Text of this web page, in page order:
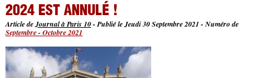
2024 EST ANNULÉ !
Article deJournal à Paris 10-Publié le Jeudi 30 Septembre 2021 -Numéro de
Septembre - Octobre 2021